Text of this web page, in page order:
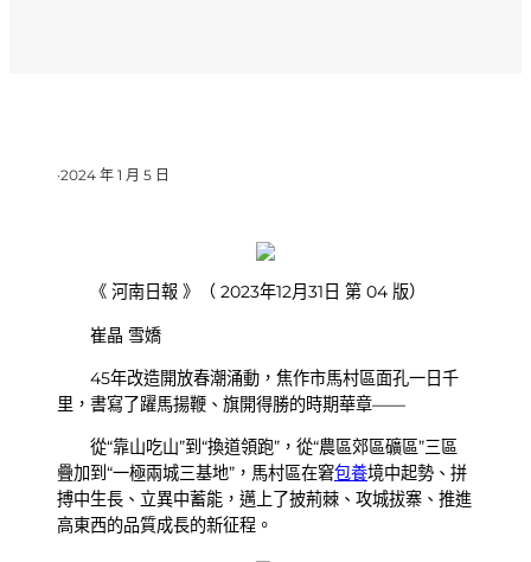
·2024 年 1 月 5 日
《 河南日報 》（ 2023年12月31日 第 04 版）
崔晶 雪嬌
45年改造開放春潮涌動，焦作市馬村區面孔一日千
里，書寫了躍馬揚鞭、旗開得勝的時期華章——
從“靠山吃山”到“換道領跑”，從“農區郊區礦區”三區
疊加到“一極兩城三基地”，馬村區在窘包養境中起勢、拼
搏中生長、立異中蓄能，邁上了披荊棘、攻城拔寨、推進
高東西的品質成長的新征程。